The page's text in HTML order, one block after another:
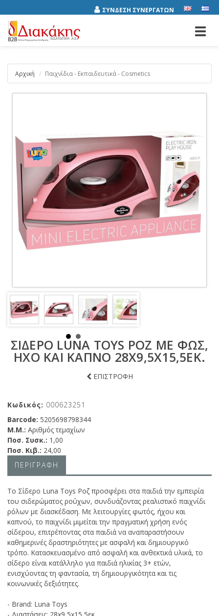
ΣΥΝΔΕΣΗ ΣΥΝΕΡΓΑΤΩΝ
Αρχική Παιχνίδια - Εκπαιδευτικά - Cosmetics
ΣΊΔΕΡΟ LUNA TOYS ΡΟΖ ΜΕ ΦΩΣ,
ΉXΟ ΚΑΙ ΚΑΠΝΌ 28X9,5X15,5ΕΚ.
ΕΠΙΣΤΡΟΦΗ
Κωδικός: 000623251
Barcode: 5205698798344
Μ.Μ.: Αριθμός τεμαχίων
Ποσ. Συσκ.: 1,00
Ποσ. Κιβ.: 24,00
ΠΕΡΙΓΡΑΦΗ
Το Σίδερο Luna Toys Ροζ προσφέρει στα παιδιά την εμπειρία
του σιδερώματος ρούχων, συνδυάζοντας ρεαλιστικό παιχνίδι
ρόλων με διασκέδαση. Με λειτουργίες φωτός, ήχου και
καπνού, το παιχνίδι μιμείται την πραγματική χρήση ενός
σίδερου, επιτρέποντας στα παιδιά να αναπαραστήσουν
καθημερινές δραστηριότητες με ασφαλή και δημιουργικό
τρόπο. Κατασκευασμένο από ασφαλή και ανθεκτικά υλικά, το
σίδερο είναι κατάλληλο για παιδιά ηλικίας 3+ ετών,
ενισχύοντας τη φαντασία, τη δημιουργικότητα και τις
κοινωνικές δεξιότητες.
- Brand: Luna Toys